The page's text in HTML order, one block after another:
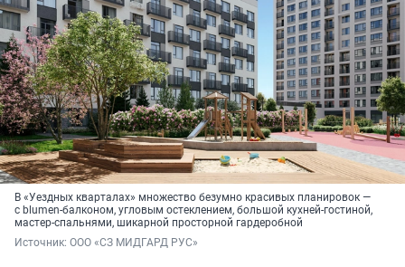
В «Уездных кварталах» множество безумно красивых планировок —
с blumen-балконом, угловым остеклением, большой кухней-гостиной,
мастер-спальнями, шикарной просторной гардеробной
Источник: ООО «СЗ МИДГАРД РУС»